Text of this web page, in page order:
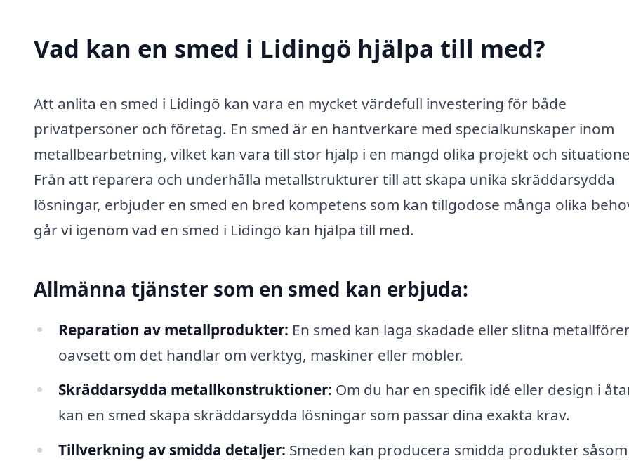
Vad kan en smed i Lidingö hjälpa till med?
Att anlita en smed i Lidingö kan vara en mycket värdefull investering för både
privatpersoner och företag. En smed är en hantverkare med specialkunskaper inom
metallbearbetning, vilket kan vara till stor hjälp i en mängd olika projekt och
Från att reparera och underhålla metallstrukturer till att skapa unika skräddarsydda
lösningar, erbjuder en smed en bred kompetens som kan tillgodose många olika
går vi igenom vad en smed i Lidingö kan hjälpa till med.
Allmänna tjänster som en smed kan erbjuda:
Reparation av metallprodukter: En smed kan laga skadade eller slitna
oavsett om det handlar om verktyg, maskiner eller möbler.
Skräddarsydda metallkonstruktioner: Om du har en specifik idé eller design i
kan en smed skapa skräddarsydda lösningar som passar dina exakta krav.
Tillverkning av smidda detaljer: Smeden kan producera smidda produkter såsom